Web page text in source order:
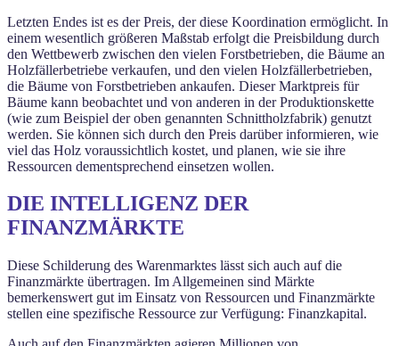
Letzten Endes ist es der Preis, der diese Koordination ermöglicht. In
einem wesentlich größeren Maßstab erfolgt die Preisbildung durch
den Wettbewerb zwischen den vielen Forstbetrieben, die Bäume an
Holzfällerbetriebe verkaufen, und den vielen Holzfällerbetrieben,
die Bäume von Forstbetrieben ankaufen. Dieser Marktpreis für
Bäume kann beobachtet und von anderen in der Produktionskette
(wie zum Beispiel der oben genannten Schnittholzfabrik) genutzt
werden. Sie können sich durch den Preis darüber informieren, wie
viel das Holz voraussichtlich kostet, und planen, wie sie ihre
Ressourcen dementsprechend einsetzen wollen.
DIE INTELLIGENZ DER
FINANZMÄRKTE
Diese Schilderung des Warenmarktes lässt sich auch auf die
Finanzmärkte übertragen. Im Allgemeinen sind Märkte
bemerkenswert gut im Einsatz von Ressourcen und Finanzmärkte
stellen eine spezifische Ressource zur Verfügung: Finanzkapital.